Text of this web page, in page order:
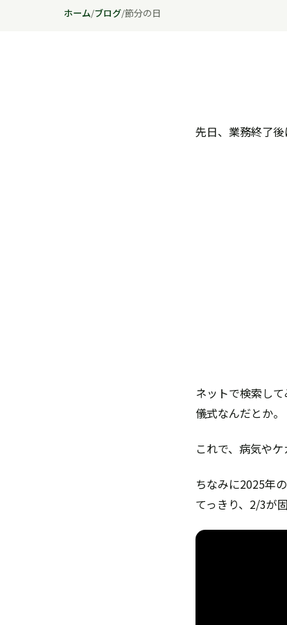
ホーム/ブログ/節分の日
先日、業務終了
ネットで検索し
儀式なんだとか。
これで、病気やケ
ちなみに2025年
てっきり、2/3が